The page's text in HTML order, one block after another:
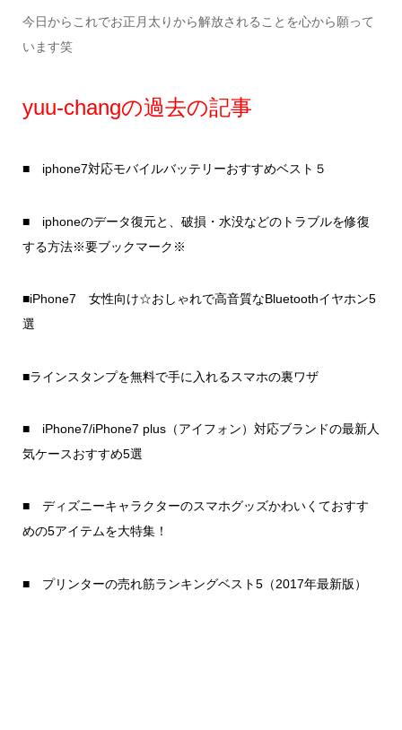
今日からこれでお正月太りから解放されることを心から願って
います笑
yuu-changの過去の記事
■ iphone7対応モバイルバッテリーおすすめベスト５
■ iphoneのデータ復元と、破損・水没などのトラブルを修復
する方法※要ブックマーク※
■iPhone7 女性向け☆おしゃれで高音質なBluetoothイヤホン5
選
■ラインスタンプを無料で手に入れるスマホの裏ワザ
■ iPhone7/iPhone7 plus（アイフォン）対応ブランドの最新人
気ケースおすすめ5選
■ ディズニーキャラクターのスマホグッズかわいくておすす
めの5アイテムを大特集！
■ プリンターの売れ筋ランキングベスト5（2017年最新版）